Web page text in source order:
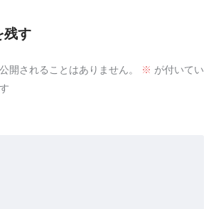
残す
開されることはありません。 ※ が付いてい